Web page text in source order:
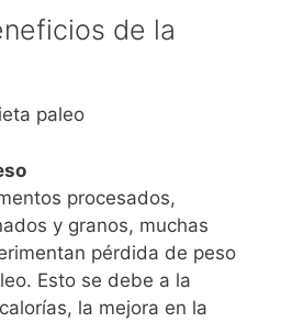
de la
procesados,
y granos, muchas
pérdida de peso
Esto se debe a la
la mejora en la